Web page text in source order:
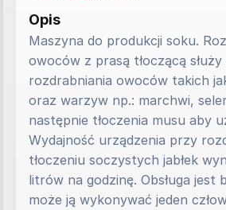
Opis
Maszyna do produkcji soku.
owoców z prasą tłoczącą służy
rozdrabniania owoców takich
oraz warzyw np.: marchwi,
następnie tłoczenia musu aby
Wydajność urządzenia przy
tłoczeniu soczystych jabłek
litrów na godzinę. Obsługa jest
może ją wykonywać jeden